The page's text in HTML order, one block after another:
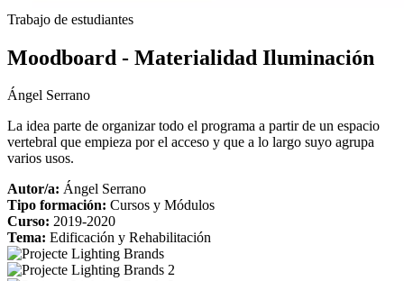
Trabajo de estudiantes
Moodboard - Materialidad Iluminación
Ángel Serrano
La idea parte de organizar todo el programa a partir de un espacio
vertebral que empieza por el acceso y que a lo largo suyo agrupa
varios usos.
Autor/a: Ángel Serrano
Tipo formación: Cursos y Módulos
Curso: 2019-2020
Tema: Edificación y Rehabilitación